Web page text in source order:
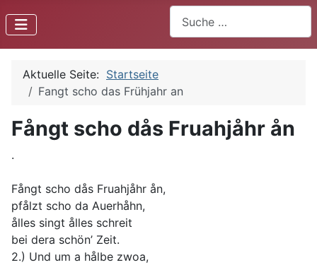
Aktuelle Seite: Startseite
Fangt scho das Frühjahr an
Fångt scho dås Fruahjåhr ån
.
Fångt scho dås Fruahjåhr ån,
pfålzt scho da Auerhåhn,
ålles singt ålles schreit
bei dera schön’ Zeit.
2.) Und um a hålbe zwoa,